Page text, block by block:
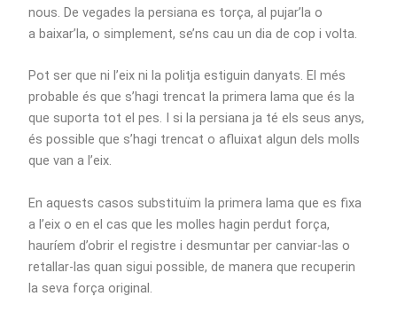
nous. De vegades la persiana es torça, al pujar’la o
a baixar’la, o simplement, se’ns cau un dia de cop i volta.
Pot ser que ni l’eix ni la politja estiguin danyats. El més
probable és que s’hagi trencat la primera lama que és la
que suporta tot el pes. I si la persiana ja té els seus anys,
és possible que s’hagi trencat o afluixat algun dels molls
que van a l’eix.
En aquests casos substituïm la primera lama que es fixa
a l’eix o en el cas que les molles hagin perdut força,
hauríem d’obrir el registre i desmuntar per canviar-las o
retallar-las quan sigui possible, de manera que recuperin
la seva força original.